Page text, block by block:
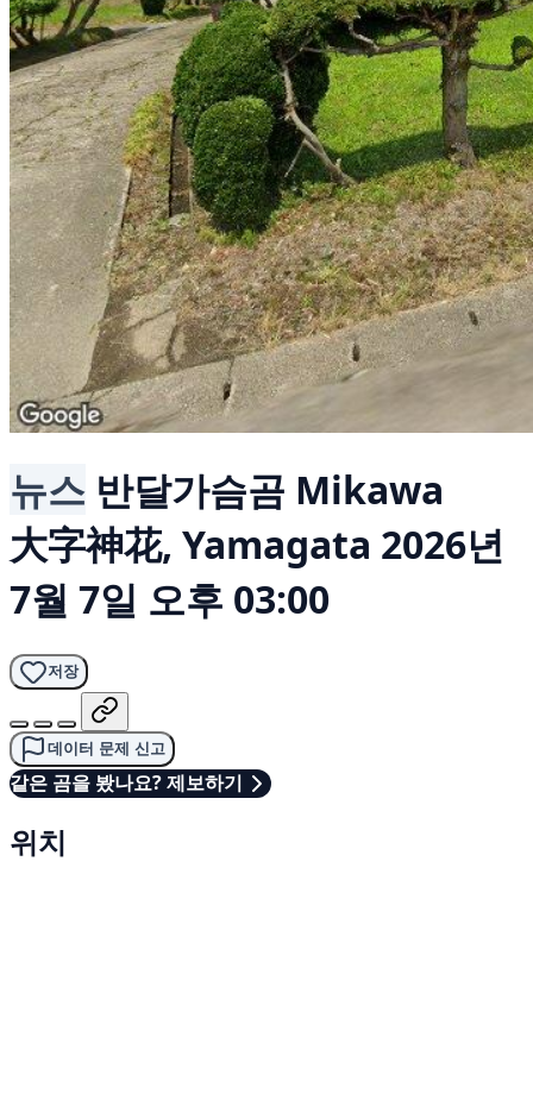
뉴스 반달가슴곰 Mikawa
大字神花, Yamagata 2026년
7월 7일 오후 03:00
저장
데이터 문제 신고
같은 곰을 봤나요? 제보하기
위치